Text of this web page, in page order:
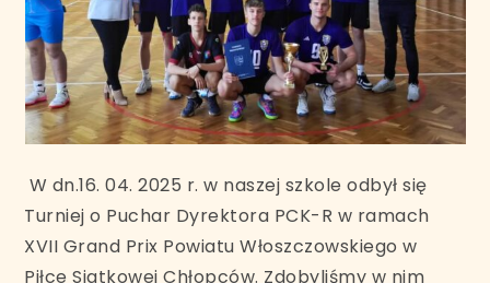
W dn.16. 04. 2025 r. w naszej szkole odbył się
Turniej o Puchar Dyrektora PCK-R w ramach
XVII Grand Prix Powiatu Włoszczowskiego w
Piłce Siatkowej Chłopców. Zdobyliśmy w nim